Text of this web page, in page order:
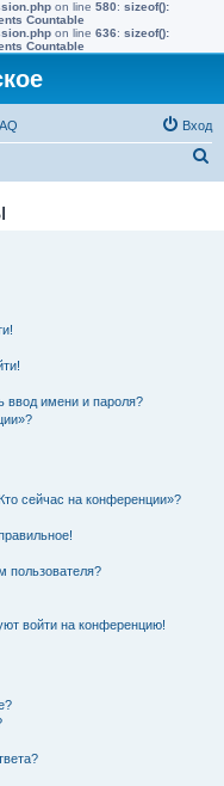
on line 580: sizeof():
Countable
on line 636: sizeof():
Countable
Вход
ввод имени и пароля?
сейчас на конференции»?
пользователя?
войти на конференцию!